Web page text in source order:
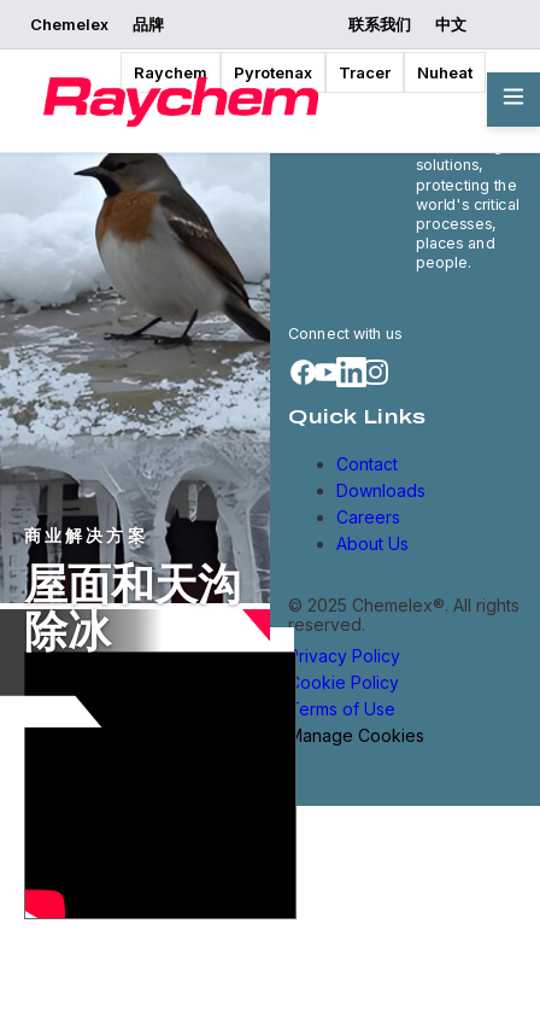
Chemelex 品牌
Raychem Pyrotenax Tracer Nuheat
联系我们 中文
商业解决方案
屋面和天沟
除冰
Chemelex is a
global leader in
electric thermal
solutions,
protecting the
world's critical
processes,
places and
people.
Connect with us
Quick Links
Contact
Downloads
Careers
About Us
© 2025 Chemelex®. All rights
reserved.
Privacy Policy
Cookie Policy
Terms of Use
Manage Cookies